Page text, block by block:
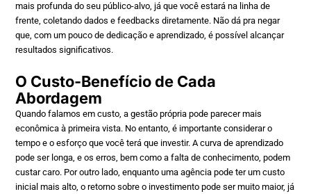
mais profunda do seu público-alvo, já que você estará na linha de
frente, coletando dados e feedbacks diretamente. Não dá pra negar
que, com um pouco de dedicação e aprendizado, é possível alcançar
resultados significativos.
O Custo-Benefício de Cada
Abordagem
Quando falamos em custo, a gestão própria pode parecer mais
econômica à primeira vista. No entanto, é importante considerar o
tempo e o esforço que você terá que investir. A curva de aprendizado
pode ser longa, e os erros, bem como a falta de conhecimento, podem
custar caro. Por outro lado, enquanto uma agência pode ter um custo
inicial mais alto, o retorno sobre o investimento pode ser muito maior, já